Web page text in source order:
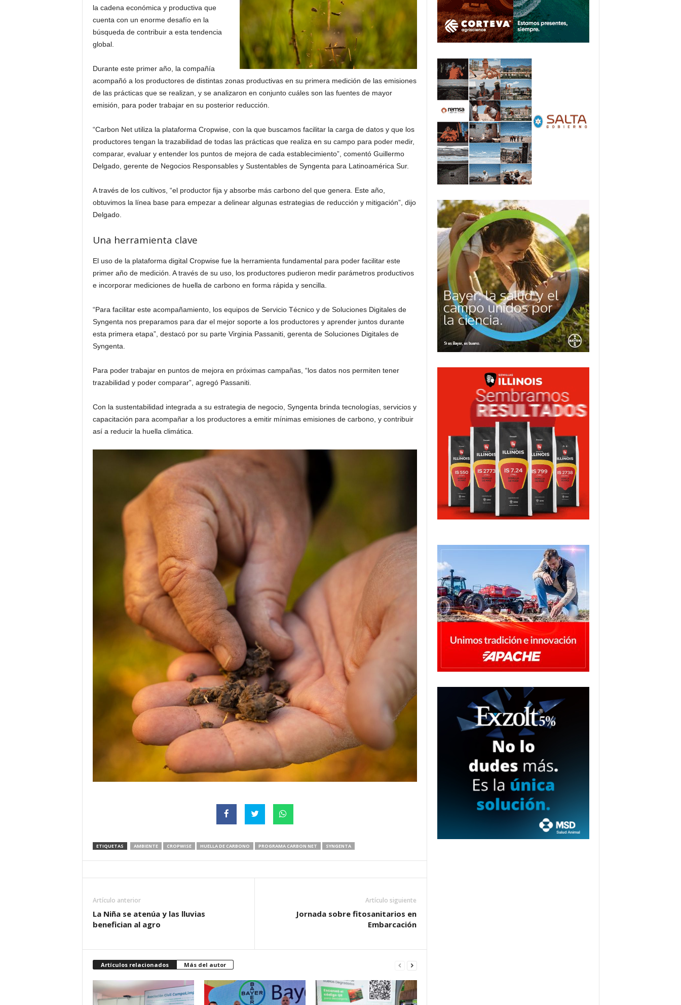
la cadena económica y productiva que
cuenta con un enorme desafío en la
búsqueda de contribuir a esta tendencia
global.
Durante este primer año, la compañía
acompañó a los productores de distintas zonas productivas en su primera medición de las emisiones
de las prácticas que se realizan, y se analizaron en conjunto cuáles son las fuentes de mayor
emisión, para poder trabajar en su posterior reducción.
“Carbon Net utiliza la plataforma Cropwise, con la que buscamos facilitar la carga de datos y que los
productores tengan la trazabilidad de todas las prácticas que realiza en su campo para poder medir,
comparar, evaluar y entender los puntos de mejora de cada establecimiento”, comentó Guillermo
Delgado, gerente de Negocios Responsables y Sustentables de Syngenta para Latinoamérica Sur.
A través de los cultivos, “el productor fija y absorbe más carbono del que genera. Este año,
obtuvimos la línea base para empezar a delinear algunas estrategias de reducción y mitigación”, dijo
Delgado.
Una herramienta clave
El uso de la plataforma digital Cropwise fue la herramienta fundamental para poder facilitar este
primer año de medición. A través de su uso, los productores pudieron medir parámetros productivos
e incorporar mediciones de huella de carbono en forma rápida y sencilla.
“Para facilitar este acompañamiento, los equipos de Servicio Técnico y de Soluciones Digitales de
Syngenta nos preparamos para dar el mejor soporte a los productores y aprender juntos durante
esta primera etapa”, destacó por su parte Virginia Passaniti, gerenta de Soluciones Digitales de
Syngenta.
Para poder trabajar en puntos de mejora en próximas campañas, “los datos nos permiten tener
trazabilidad y poder comparar”, agregó Passaniti.
Con la sustentabilidad integrada a su estrategia de negocio, Syngenta brinda tecnologías, servicios y
capacitación para acompañar a los productores a emitir mínimas emisiones de carbono, y contribuir
así a reducir la huella climática.
ETIQUETAS AMBIENTE CROPWISE HUELLA DE CARBONO PROGRAMA CARBON NET SYNGENTA
Artículo anterior
La Niña se atenúa y las lluvias
benefician al agro
Artículo siguiente
Jornada sobre fitosanitarios en
Embarcación
Artículos relacionados Más del autor